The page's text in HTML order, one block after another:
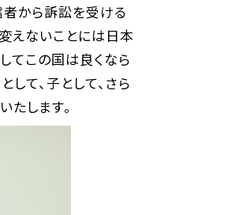
から訴訟を受ける
えないことには日本
てこの国は良くなら
て、子として、さら
たします。